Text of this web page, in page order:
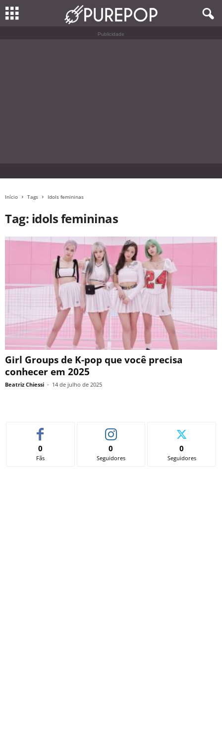
Publicidade
Início Tags Idols femininas
Tag: idols femininas
Girl Groups de K-pop que você precisa
conhecer em 2025
Beatriz Chiessi - 14 de julho de 2025
0
Fãs
0
Seguidores
0
Seguidores